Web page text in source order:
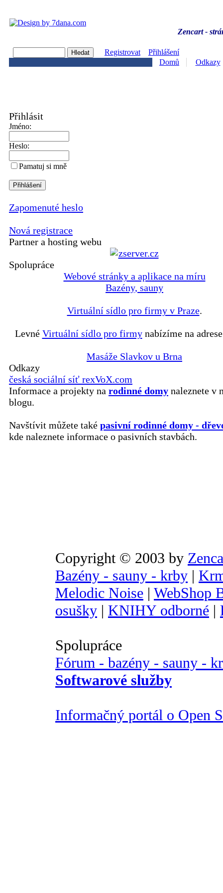
Zencart -
Registrovat
Přihlášení
Domů
Odkazy
Přihlásit
Jméno:
Heslo:
Pamatuj si mně
Zapomenuté heslo
Nová registrace
Partner a hosting webu
Spolupráce
Webové stránky a aplikace na míru
Bazény, sauny
Virtuální sídlo pro firmy v Praze.
Levné Virtuální sídlo pro firmynabízíme na
Masáže Slavkov u Brna
Odkazy
česká sociální síť rexVoX.com
Informace a projekty na rodinné domy naleznete v
blogu.
Navštívit můžete také pasivní rodinné domy -
kde naleznete informace o pasivních stavbách.
Copyright © 2003 by
Bazény - sauny - krby |
Melodic Noise | WebShop
osušky | KNIHY odborné |
Spolupráce
Fórum - bazény - sauny -
Softwarové služby
Informačný portál o Open